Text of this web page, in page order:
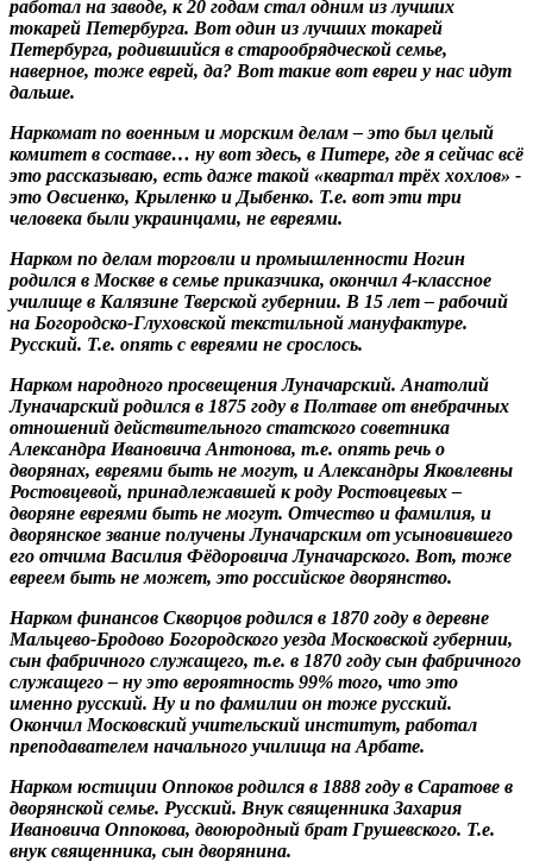
работал на заводе, к 20 годам стал одним из лучших
токарей Петербурга. Вот один из лучших токарей
Петербурга, родившийся в старообрядческой семье,
наверное, тоже еврей, да? Вот такие вот евреи у нас идут
дальше.
Наркомат по военным и морским делам – это был целый
комитет в составе… ну вот здесь, в Питере, где я сейчас всё
это рассказываю, есть даже такой «квартал трёх хохлов» -
это Овсиенко, Крыленко и Дыбенко. Т.е. вот эти три
человека были украинцами, не евреями.
Нарком по делам торговли и промышленности Ногин
родился в Москве в семье приказчика, окончил 4-классное
училище в Калязине Тверской губернии. В 15 лет – рабочий
на Богородско-Глуховской текстильной мануфактуре.
Русский. Т.е. опять с евреями не срослось.
Нарком народного просвещения Луначарский. Анатолий
Луначарский родился в 1875 году в Полтаве от внебрачных
отношений действительного статского советника
Александра Ивановича Антонова, т.е. опять речь о
дворянах, евреями быть не могут, и Александры Яковлевны
Ростовцевой, принадлежавшей к роду Ростовцевых –
дворяне евреями быть не могут. Отчество и фамилия, и
дворянское звание получены Луначарским от усыновившего
его отчима Василия Фёдоровича Луначарского. Вот, тоже
евреем быть не может, это российское дворянство.
Нарком финансов Скворцов родился в 1870 году в деревне
Мальцево-Бродово Богородского уезда Московской губернии,
сын фабричного служащего, т.е. в 1870 году сын фабричного
служащего – ну это вероятность 99% того, что это
именно русский. Ну и по фамилии он тоже русский.
Окончил Московский учительский институт, работал
преподавателем начального училища на Арбате.
Нарком юстиции Оппоков родился в 1888 году в Саратове в
дворянской семье. Русский. Внук священника Захария
Ивановича Оппокова, двоюродный брат Грушевского. Т.е.
внук священника, сын дворянина.